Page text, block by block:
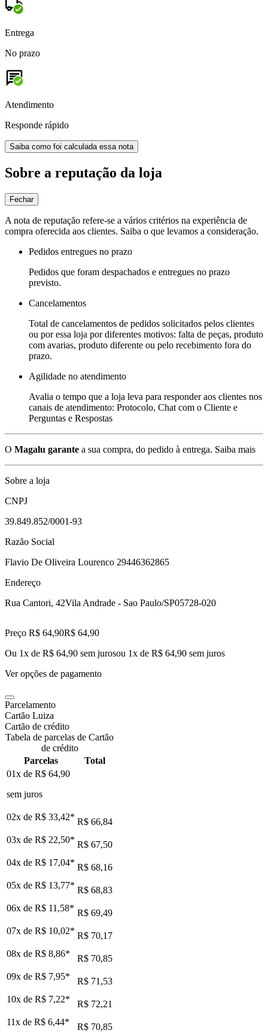
Entrega
No prazo
Atendimento
Responde rápido
Saiba como foi calculada essa nota
Sobre a reputação da loja
Fechar
A nota de reputação refere-se a vários critérios na experiência de
compra oferecida aos clientes. Saiba o que levamos a consideração.
Pedidos entregues no prazo
Pedidos que foram despachados e entregues no prazo
previsto.
Cancelamentos
Total de cancelamentos de pedidos solicitados pelos clientes
ou por essa loja por diferentes motivos: falta de peças, produto
com avarias, produto diferente ou pelo recebimento fora do
prazo.
Agilidade no atendimento
Avalia o tempo que a loja leva para responder aos clientes nos
canais de atendimento: Protocolo, Chat com o Cliente e
Perguntas e Respostas
O Magalu garante a sua compra, do pedido à entrega. Saiba mais
Sobre a loja
CNPJ
39.849.852/0001-93
Razão Social
Flavio De Oliveira Lourenco 29446362865
Endereço
Rua Cantori, 42Vila Andrade - Sao Paulo/SP05728-020
Preço R$ 64,90R$ 64,90
Ou 1x de R$ 64,90 sem jurosou 1x de R$ 64,90 sem juros
Ver opções de pagamento
Parcelamento
Cartão Luiza
Cartão de crédito
Tabela de parcelas de Cartão
de crédito
Parcelas
Total
01x de R$ 64,90
sem juros
02x de R$ 33,42* R$ 66,84
03x de R$ 22,50* R$ 67,50
04x de R$ 17,04* R$ 68,16
05x de R$ 13,77* R$ 68,83
06x de R$ 11,58* R$ 69,49
07x de R$ 10,02* R$ 70,17
08x de R$ 8,86*
R$ 70,85
09x de R$ 7,95*
R$ 71,53
10x de R$ 7,22*
R$ 72,21
11x de R$ 6,44*
R$ 70,85